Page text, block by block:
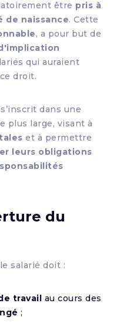
être pris à
de naissance. Cette
, a pour but de
qui auraient
droit.
dans une
plus large, visant à
et à permettre
leurs obligations
du
salarié doit :
travail au cours des
;